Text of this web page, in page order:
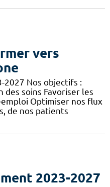
vers
Nos objectifs :
des soins Favoriser les
Optimiser nos flux
de nos patients
2023-2027